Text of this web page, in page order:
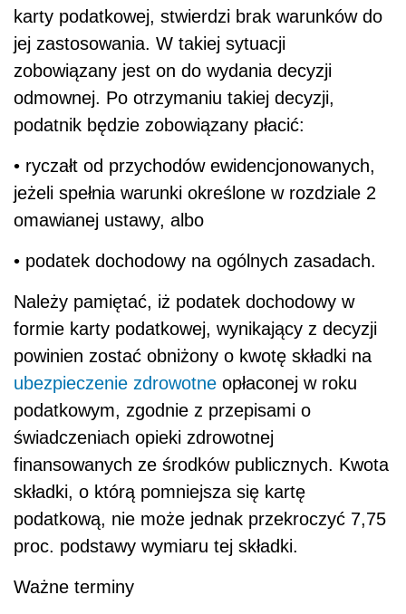
karty podatkowej, stwierdzi brak warunków do
jej zastosowania. W takiej sytuacji
zobowiązany jest on do wydania decyzji
odmownej. Po otrzymaniu takiej decyzji,
podatnik będzie zobowiązany płacić:
• ryczałt od przychodów ewidencjonowanych,
jeżeli spełnia warunki określone w rozdziale 2
omawianej ustawy, albo
• podatek dochodowy na ogólnych zasadach.
Należy pamiętać, iż podatek dochodowy w
formie karty podatkowej, wynikający z decyzji
powinien zostać obniżony o kwotę składki na
ubezpieczenie zdrowotne opłaconej w roku
podatkowym, zgodnie z przepisami o
świadczeniach opieki zdrowotnej
finansowanych ze środków publicznych. Kwota
składki, o którą pomniejsza się kartę
podatkową, nie może jednak przekroczyć 7,75
proc. podstawy wymiaru tej składki.
Ważne terminy